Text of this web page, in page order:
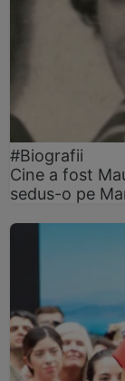
#Biografii
Cine a fost
sedus-o pe